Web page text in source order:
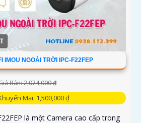
IMOU NGOÀI TRỜI IPC-F22FEP
Bán: 2,074,000 ₫
Mại: 1,500,000 ₫
là một Camera cao cấp trong